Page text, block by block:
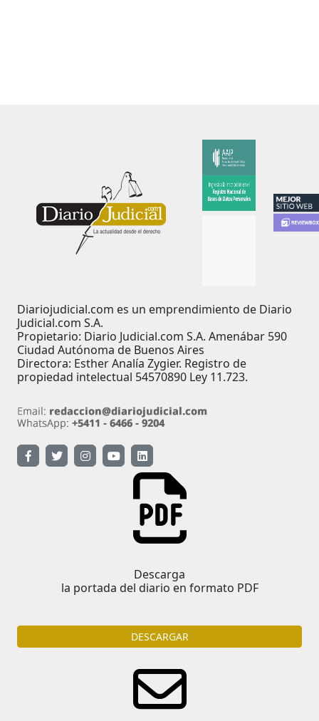
Diariojudicial.com es un emprendimiento de Diario
Judicial.com S.A.
Propietario: Diario Judicial.com S.A. Amenábar 590
Ciudad Autónoma de Buenos Aires
Directora: Esther Analía Zygier. Registro de
propiedad intelectual 54570890 Ley 11.723.
Descarga
la portada del diario en formato PDF
DESCARGAR